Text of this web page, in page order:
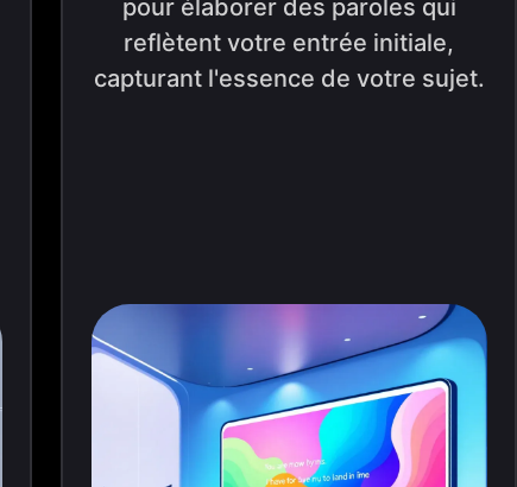
pour élaborer des paroles qui
reflètent votre entrée initiale,
capturant l'essence de votre sujet.